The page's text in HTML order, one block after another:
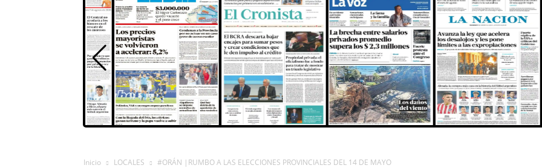
GOLD
ORAN
Inicio LOCALES #ORÁN |RUMBO A LAS ELECCIONES PROVINCIALES DEL 14 DE MAYO